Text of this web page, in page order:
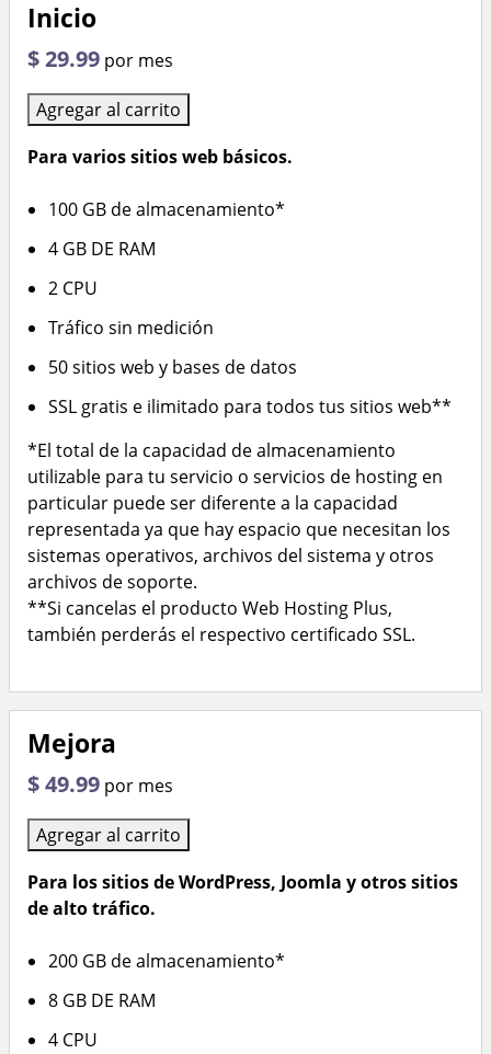
Inicio
$ 29.99 por mes
Agregar al carrito
Para varios sitios web básicos.
100 GB de almacenamiento*
4 GB DE RAM
2 CPU
Tráfico sin medición
50 sitios web y bases de datos
SSL gratis e ilimitado para todos tus sitios web**
*El total de la capacidad de almacenamiento
utilizable para tu servicio o servicios de hosting en
particular puede ser diferente a la capacidad
representada ya que hay espacio que necesitan los
sistemas operativos, archivos del sistema y otros
archivos de soporte.
**Si cancelas el producto Web Hosting Plus,
también perderás el respectivo certificado SSL.
Mejora
$ 49.99 por mes
Agregar al carrito
Para los sitios de WordPress, Joomla y otros sitios
de alto tráfico.
200 GB de almacenamiento*
8 GB DE RAM
4 CPU